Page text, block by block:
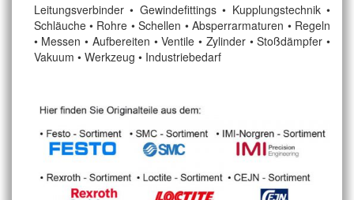
Leitungsverbinder • Gewindefittings • Kupplungstechnik •
Schläuche • Rohre • Schellen • Absperrarmaturen • Regeln
• Messen • Aufbereiten • Ventile • Zylinder • Stoßdämpfer •
Vakuum • Werkzeug • Industriebedarf